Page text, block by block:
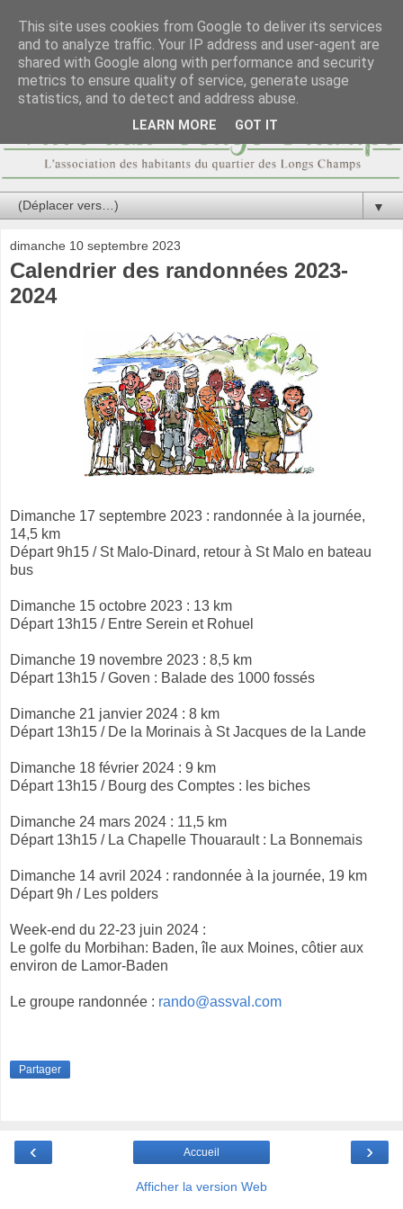
▼
dimanche 10 septembre 2023
Calendrier des randonnées 2023-
2024
Dimanche 17 septembre 2023 : randonnée à la journée,
14,5 km
Départ 9h15 / St Malo-Dinard, retour à St Malo en bateau
bus
Dimanche 15 octobre 2023 : 13 km
Départ 13h15 / Entre Serein et Rohuel
Dimanche 19 novembre 2023 : 8,5 km
Départ 13h15 / Goven : Balade des 1000 fossés
Dimanche 21 janvier 2024 : 8 km
Départ 13h15 / De la Morinais à St Jacques de la Lande
Dimanche 18 février 2024 : 9 km
Départ 13h15 / Bourg des Comptes : les biches
Dimanche 24 mars 2024 : 11,5 km
Départ 13h15 / La Chapelle Thouarault : La Bonnemais
Dimanche 14 avril 2024 : randonnée à la journée, 19 km
Départ 9h / Les polders
Week-end du 22-23 juin 2024 :
Le golfe du Morbihan: Baden, île aux Moines, côtier aux
environ de Lamor-Baden
Le groupe randonnée : rando@assval.com
Partager
‹ ›
Accueil
Afficher la version Web
This site uses cookies from Google to deliver its services
and to analyze traffic. Your IP address and user-agent are
shared with Google along with performance and security
metrics to ensure quality of service, generate usage
statistics, and to detect and address abuse.
LEARN MORE GOT IT